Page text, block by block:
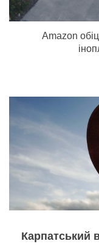
Amazon
Карпатський